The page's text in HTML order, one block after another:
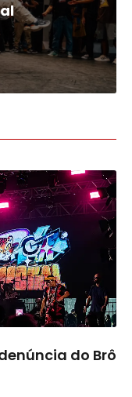
do Brô